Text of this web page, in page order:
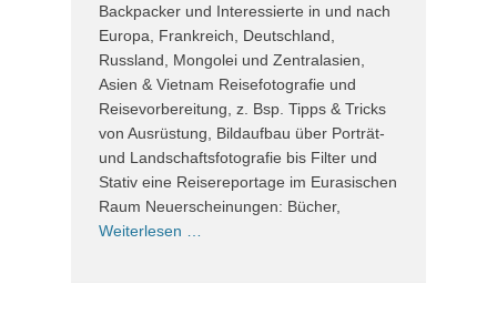
Backpacker und Interessierte in und nach
Europa, Frankreich, Deutschland,
Russland, Mongolei und Zentralasien,
Asien & Vietnam Reisefotografie und
Reisevorbereitung, z. Bsp. Tipps & Tricks
von Ausrüstung, Bildaufbau über Porträt-
und Landschaftsfotografie bis Filter und
Stativ eine Reisereportage im Eurasischen
Raum Neuerscheinungen: Bücher,
Weiterlesen …